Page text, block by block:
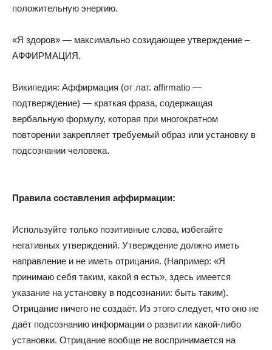
положительную энергию.
«Я здоров» — максимально созидающее утверждение –
АФФИРМАЦИЯ.
Википедия: Аффирмация (от лат. affirmatio —
подтверждение) — краткая фраза, содержащая
вербальную формулу, которая при многократном
повторении закрепляет требуемый образ или установку в
подсознании человека.
Правила составления аффирмации:
Используйте только позитивные слова, избегайте
негативных утверждений. Утверждение должно иметь
направление и не иметь отрицания. (Например: «Я
принимаю себя таким, какой я есть», здесь имеется
указание на установку в подсознании: быть таким).
Отрицание ничего не создаёт. Из этого следует, что оно не
даёт подсознанию информации о развитии какой-либо
установки. Отрицание вообще не воспринимается на